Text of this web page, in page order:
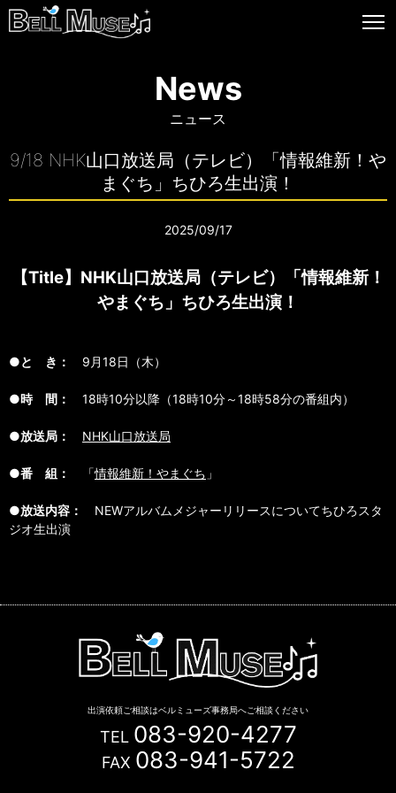
News
ニュース
9/18 NHK山口放送局（テレビ）「情報維新！や
まぐち」ちひろ生出演！
2025/09/17
【Title】NHK山口放送局（テレビ）「情報維新！
やまぐち」ちひろ生出演！
●と き： 9月18日（木）
●時 間： 18時10分以降（18時10分～18時58分の番組内）
●放送局： NHK山口放送局
●番 組： 「情報維新！やまぐち 」
●放送内容：
NEWアルバムメジャーリリースについてちひろスタ
ジオ生出演
出演依頼ご相談はベルミューズ事務局へご相談ください
TEL 083-920-4277
FAX 083-941-5722